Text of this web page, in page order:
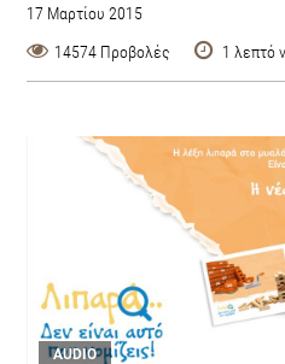
17 Μαρτίου 2015
14574 Προβολές
1 λεπτό
AUDIO